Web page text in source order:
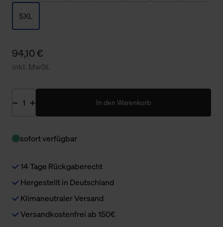
5XL
94,10 €
inkl. MwSt.
In den Warenkorb
sofort verfügbar
14 Tage Rückgaberecht
Hergestellt in Deutschland
Klimaneutraler Versand
Versandkostenfrei ab 150€